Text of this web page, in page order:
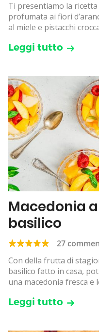
Ti presentiamo la
profumata ai fiori
al miele e pistacchi
Leggi tutto
Macedonia
basilico
27
Con della frutta di
basilico fatto in casa,
una macedonia fresca e
Leggi tutto